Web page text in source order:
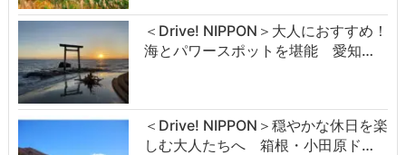
＜Drive! NIPPON＞大人におすすめ！
海とパワースポットを堪能 愛知…
＜Drive! NIPPON＞穏やかな休日を楽
しむ大人たちへ 箱根・小田原ド…